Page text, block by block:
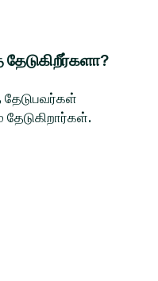
தேடுபவர்கள்
தேடுகிறார்கள்.